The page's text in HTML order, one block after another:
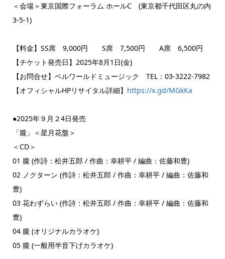
＜会場＞東京国際フォーラム ホールC (東京都千代田区丸の内
3-5-1)
【料金】SS席 9,000円 S席 7,500円 A席 6,500円
【チケット発売日】2025年8月1日(金)
【お問合せ】ベルワールドミュージック TEL：03-3222-7982
【オフィシャルHPリサイタル詳細】 https://x.gd/MGkKa
●2025年９月２4日発売
「朧」＜星月花盤＞
＜CD＞
01 朧 (作詩：松井五郎 / 作曲：幸耕平 / 編曲：佐藤和豊)
02 ノクターン (作詩：松井五郎 / 作曲：幸耕平 / 編曲：佐藤和
豊)
03 花わずらい (作詩：松井五郎 / 作曲：幸耕平 / 編曲：佐藤和
豊)
04 朧 (オリジナルカラオケ)
05 朧 (一般用半音下げカラオケ)